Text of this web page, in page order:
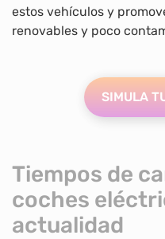
estos vehículos y
renovables y poco
SIMULA
Tiempos de
coches
actualidad